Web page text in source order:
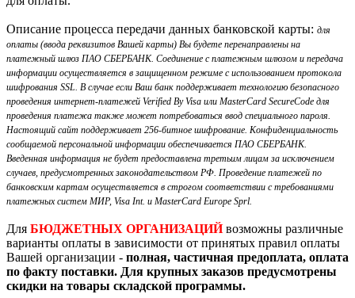
Описание процесса передачи данных банковской карты: для
оплаты (ввода реквизитов Вашей карты) Вы будете перенаправлены на
платежный шлюз ПАО СБЕРБАНК. Соединение с платежным шлюзом и передача
информации осуществляется в защищенном режиме с использованием протокола
шифрования SSL. В случае если Ваш банк поддерживает технологию безопасного
проведения интернет-платежей Verified By Visa или MasterCard SecureCode для
проведения платежа также может потребоваться ввод специального пароля.
Настоящий сайт поддерживает 256-битное шифрование. Конфиденциальность
сообщаемой персональной информации обеспечивается ПАО СБЕРБАНК.
Введенная информация не будет предоставлена третьим лицам за исключением
случаев, предусмотренных законодательством РФ. Проведение платежей по
банковским картам осуществляется в строгом соответствии с требованиями
платежных систем МИР, Visa Int. и MasterCard Europe Sprl.
Для БЮДЖЕТНЫХ ОРГАНИЗАЦИЙ возможны различные
варианты оплаты в зависимости от принятых правил оплаты
Вашей организации - полная, частичная предоплата, оплата
по факту поставки. Для крупных заказов предусмотрены
скидки на товары складской программы.